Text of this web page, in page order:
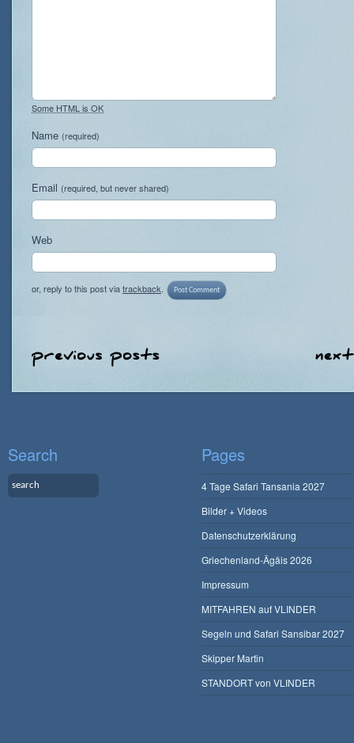
Some HTML is OK
Name (required)
Email (required, but never shared)
Web
or, reply to this post viatrackback
Search Pages
4 Tage Safari Tansania 2027
Bilder + Videos
Datenschutzerklärung
Griechenland-Ägäis 2026
Impressum
MITFAHREN auf VLINDER
Segeln und Safari Sansibar 2027
Skipper Martin
STANDORT von VLINDER